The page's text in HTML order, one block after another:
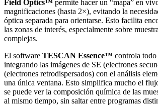
Field Optics™ permite hacer un “mapa” en
magnificaciones (hasta 2×), evitando la
óptica separada para orientarse. Esto facilita
las zonas de interés, especialmente sobre
complejas.
El software TESCAN Essence™ controla todo
integrando las imágenes de SE (electrones
(electrones retrodispersados) con el análisis
una única ventana. Esto simplifica mucho el
se puede ver la composición química de las
al mismo tiempo, sin saltar entre programas